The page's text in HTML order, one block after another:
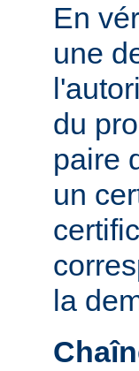
En
une
du
paire
un
la